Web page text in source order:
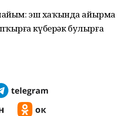
эш хаҡында айырма
күберәк булырға